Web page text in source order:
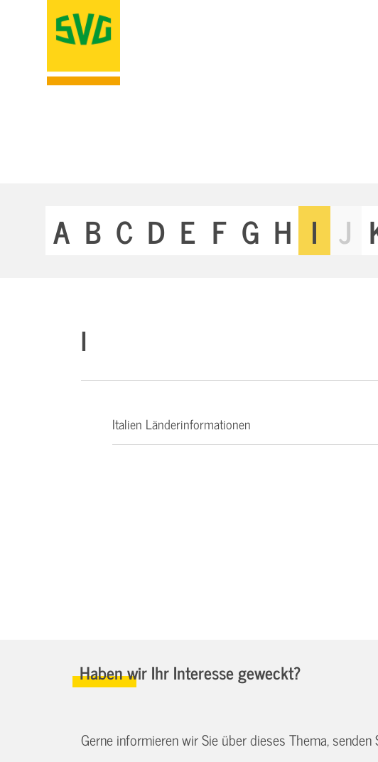
A B C D E F G H I J
I
Italien Länderinformationen
Haben wir Ihr Interesse geweckt?
Gerne informieren wir Sie über dieses Thema, senden